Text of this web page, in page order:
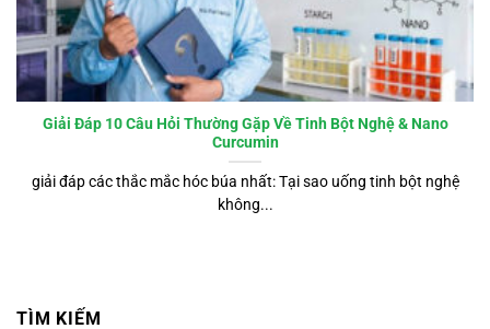
Giải Đáp 10 Câu Hỏi Thường Gặp Về Tinh Bột Nghệ & Nano
Curcumin
giải đáp các thắc mắc hóc búa nhất: Tại sao uống tinh bột nghệ
không...
TÌM KIẾM